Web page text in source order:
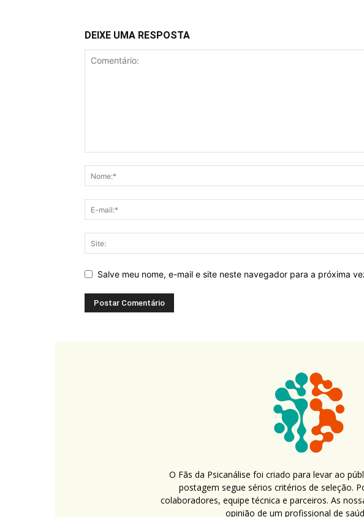
DEIXE UMA RESPOSTA
Salve meu nome, e-mail e site neste navegador para a próxima
O Fãs da Psicanálise foi criado para levar ao
postagem segue sérios critérios de seleção.
colaboradores, equipe técnica e parceiros. As
opinião de um profissional de